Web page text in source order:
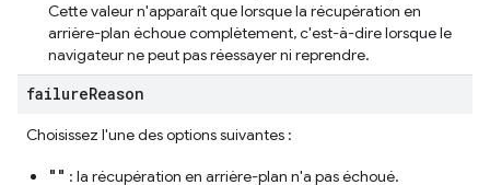
Cette valeur n'apparaît que lorsque la récupération en
arrière-plan échoue complètement, c'est-à-dire lorsque le
navigateur ne peut pas réessayer ni reprendre.
failureReason
Choisissez l'une des options suivantes :
"" : la récupération en arrière-plan n'a pas échoué.